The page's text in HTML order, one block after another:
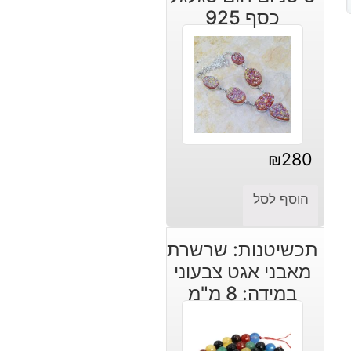
כסף 925
₪280
הוסף לסל
תכשיטנות: שרשרת
מאבני אגט צבעוני
במידה: 8 מ"מ